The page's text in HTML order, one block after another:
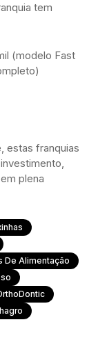
tem
(modelo Fast
estas franquias
plena
De Alimentação